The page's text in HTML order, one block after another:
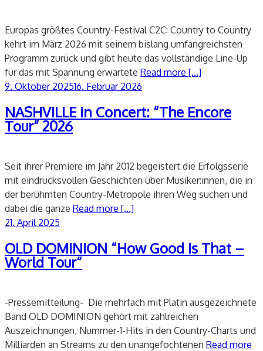
Europas größtes Country-Festival C2C: Country to Country
kehrt im März 2026 mit seinem bislang umfangreichsten
Programm zurück und gibt heute das vollständige Line-Up
für das mit Spannung erwartete Read more [...]
Veröffentlicht
9. Oktober 202516. Februar 2026
NASHVILLE in Concert: “The Encore
Tour” 2026
Seit ihrer Premiere im Jahr 2012 begeistert die Erfolgsserie
mit eindrucksvollen Geschichten über Musiker:innen, die in
der berühmten Country-Metropole ihren Weg suchen und
dabei die ganze Read more [...]
Veröffentlicht
21. April 2025
OLD DOMINION “How Good Is That –
World Tour“
-Pressemitteilung- Die mehrfach mit Platin ausgezeichnete
Band OLD DOMINION gehört mit zahlreichen
Auszeichnungen, Nummer-1-Hits in den Country-Charts und
Milliarden an Streams zu den unangefochtenen Read more